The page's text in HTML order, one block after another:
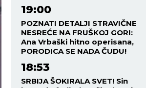
19:00
POZNATI DETALJI STRAVIČNE
NESREĆE NA FRUŠKOJ GORI:
Ana Vrbaški hitno operisana,
PORODICA SE NADA ČUDU!
18:53
SRBIJA ŠOKIRALA SVET! Sin